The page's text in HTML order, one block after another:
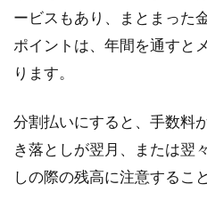
ービスもあり、まとまった
ポイントは、年間を通すと
ります。
分割払いにすると、手数料
き落としが翌月、または翌
しの際の残高に注意するこ